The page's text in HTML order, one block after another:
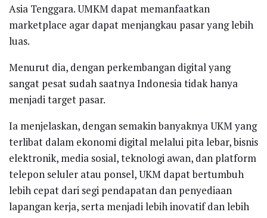
Asia Tenggara. UMKM dapat memanfaatkan
marketplace agar dapat menjangkau pasar yang lebih
luas.
Menurut dia, dengan perkembangan digital yang
sangat pesat sudah saatnya Indonesia tidak hanya
menjadi target pasar.
Ia menjelaskan, dengan semakin banyaknya UKM yang
terlibat dalam ekonomi digital melalui pita lebar, bisnis
elektronik, media sosial, teknologi awan, dan platform
telepon seluler atau ponsel, UKM dapat bertumbuh
lebih cepat dari segi pendapatan dan penyediaan
lapangan kerja, serta menjadi lebih inovatif dan lebih